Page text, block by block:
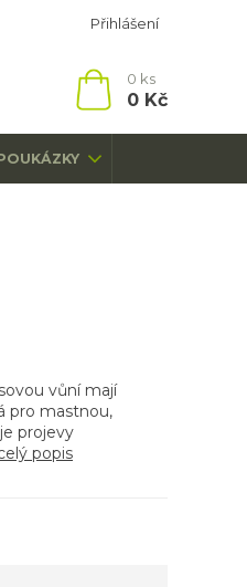
Přihlášení
0 ks
0 Kč
vůní mají
pro mastnou,
projevy
popis